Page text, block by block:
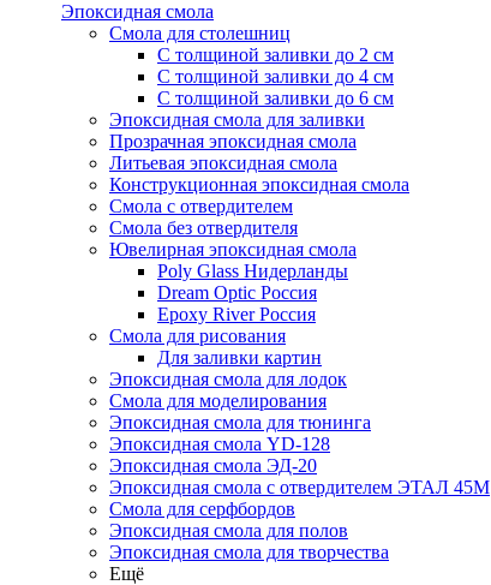
Эпоксидная смола
Смола для столешниц
С толщиной заливки до 2 см
С толщиной заливки до 4 см
С толщиной заливки до 6 см
Эпоксидная смола для заливки
Прозрачная эпоксидная смола
Литьевая эпоксидная смола
Конструкционная эпоксидная смола
Смола с отвердителем
Смола без отвердителя
Ювелирная эпоксидная смола
Poly Glass Нидерланды
Dream Optic Россия
Epoxy River Россия
Смола для рисования
Для заливки картин
Эпоксидная смола для лодок
Смола для моделирования
Эпоксидная смола для тюнинга
Эпоксидная смола YD-128
Эпоксидная смола ЭД-20
Эпоксидная смола с отвердителем ЭТАЛ 45М
Смола для серфбордов
Эпоксидная смола для полов
Эпоксидная смола для творчества
Ещё